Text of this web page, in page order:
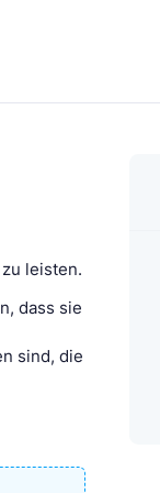
leisten.
dass sie
sind, die